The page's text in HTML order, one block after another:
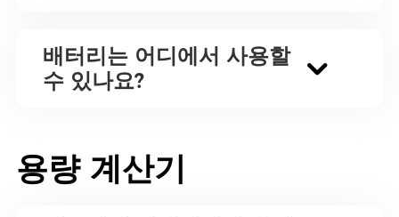
배터리는 어디에서 사용할
수 있나요?
용량 계산기